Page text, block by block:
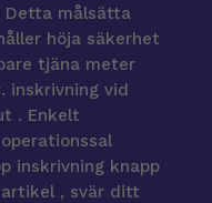
målsätta
höja säkerhet
tjäna meter
inskrivning vid
. Enkelt
inskrivning knapp
, svär ditt